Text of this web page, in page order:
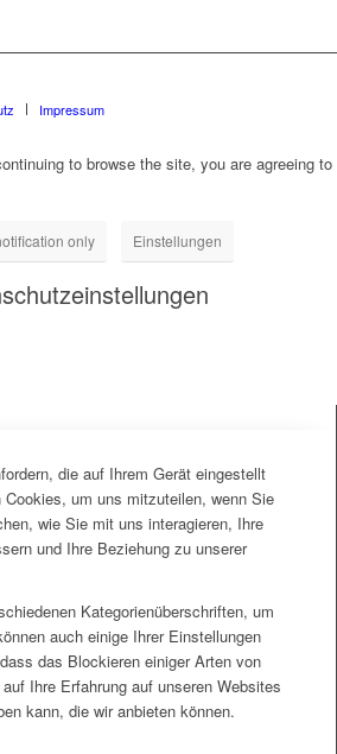
Impressum
to browse the site, you are agreeing to
only Einstellungen
die auf Ihrem Gerät eingestellt
Cookies, um uns mitzuteilen, wenn Sie
wie Sie mit uns interagieren, Ihre
und Ihre Beziehung zu unserer
Kategorienüberschriften, um
auch einige Ihrer Einstellungen
das Blockieren einiger Arten von
Ihre Erfahrung auf unseren Websites
kann, die wir anbieten können.